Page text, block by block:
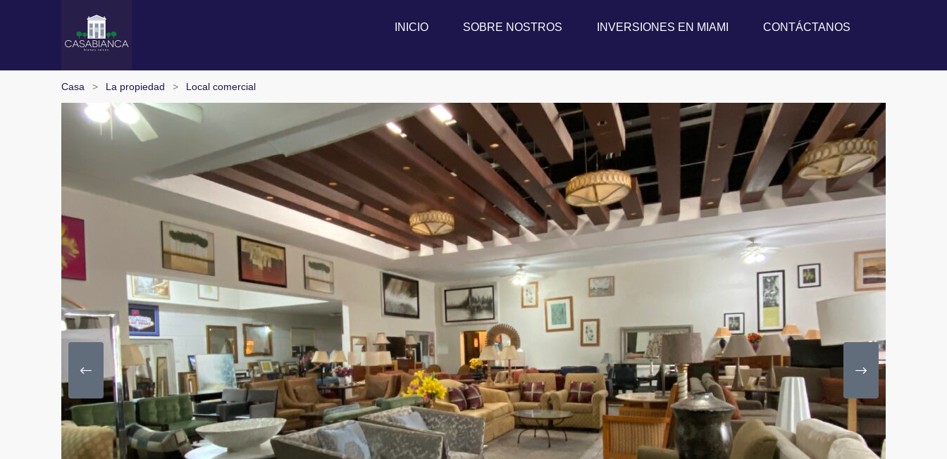
INICIO SOBRE NOSTROS INVERSIONES EN MIAMI CONTÁCTANOS
Casa La propiedad Local comercial